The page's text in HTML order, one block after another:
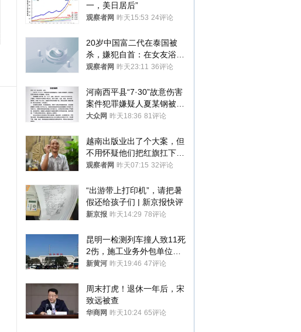
一，美日居后”
观察者网 昨天15:53 24评论
20岁中国富二代在泰国被
杀，嫌犯自首：在女友浴室
看到他
观察者网 昨天23:11 36评论
河南西平县“7·30”故意伤害
案件犯罪嫌疑人夏某钢被抓
获
大众网 昨天18:36 81评论
越南出版业出了个大案，但
不用怀疑他们把红旗扛下去
的决心
观察者网 昨天07:15 32评论
“出游带上打印机”，请把暑
假还给孩子们 | 新京报快评
新京报 昨天14:29 78评论
昆明一检测列车撞人致11死
2伤，施工业务外包单位被
罚1.5万元，国铁昆明局被
新黄河 昨天19:46 47评论
周末打虎！退休一年后，宋
致远被查
华商网 昨天10:24 65评论